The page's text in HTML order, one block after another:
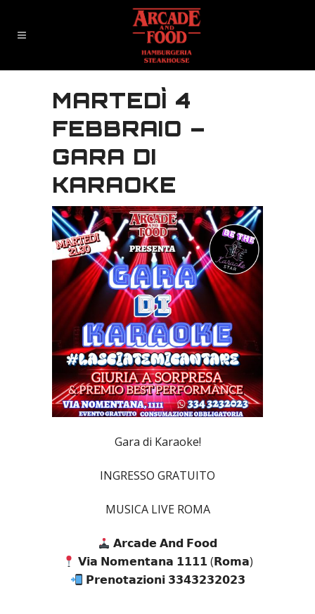
MARTEDÌ 4
FEBBRAIO –
GARA DI
KARAOKE
Gara di Karaoke!
INGRESSO GRATUITO
MUSICA LIVE ROMA
𝗔𝗿𝗰𝗮𝗱𝗲 𝗔𝗻𝗱 𝗙𝗼𝗼𝗱
𝗩𝗶𝗮 𝗡𝗼𝗺𝗲𝗻𝘁𝗮𝗻𝗮 𝟭𝟭𝟭𝟭 (𝗥𝗼𝗺𝗮)
𝗣𝗿𝗲𝗻𝗼𝘁𝗮𝘇𝗶𝗼𝗻𝗶 𝟯𝟯𝟰𝟯𝟮𝟯𝟮𝟬𝟮𝟯